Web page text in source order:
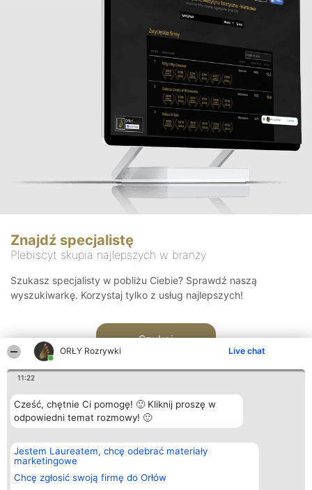
ORŁY Rozrywki Live chat
11:22
Cześć, chętnie Ci pomogę! 🙂 Kliknij proszę w
odpowiedni temat rozmowy! 🙂
Jestem Laureatem, chcę odebrać materiały
marketingowe
Chcę zgłosić swoją firmę do Orłów
Znajdź specjalistę
Plebiscyt skupia najlepszych w branży
Szukasz specjalisty w pobliżu Ciebie? Sprawdź naszą
wyszukiwarkę. Korzystaj tylko z usług najlepszych!
Szukaj
Organizator plebiscytu
Bright Side Solutions sp. z o.
o. sp. k.
ul. Ruska 22
Wrocław 50-079
Plebiscyt
Laureaci
wszystkich
Laureatów
Kontakt
Kontakt